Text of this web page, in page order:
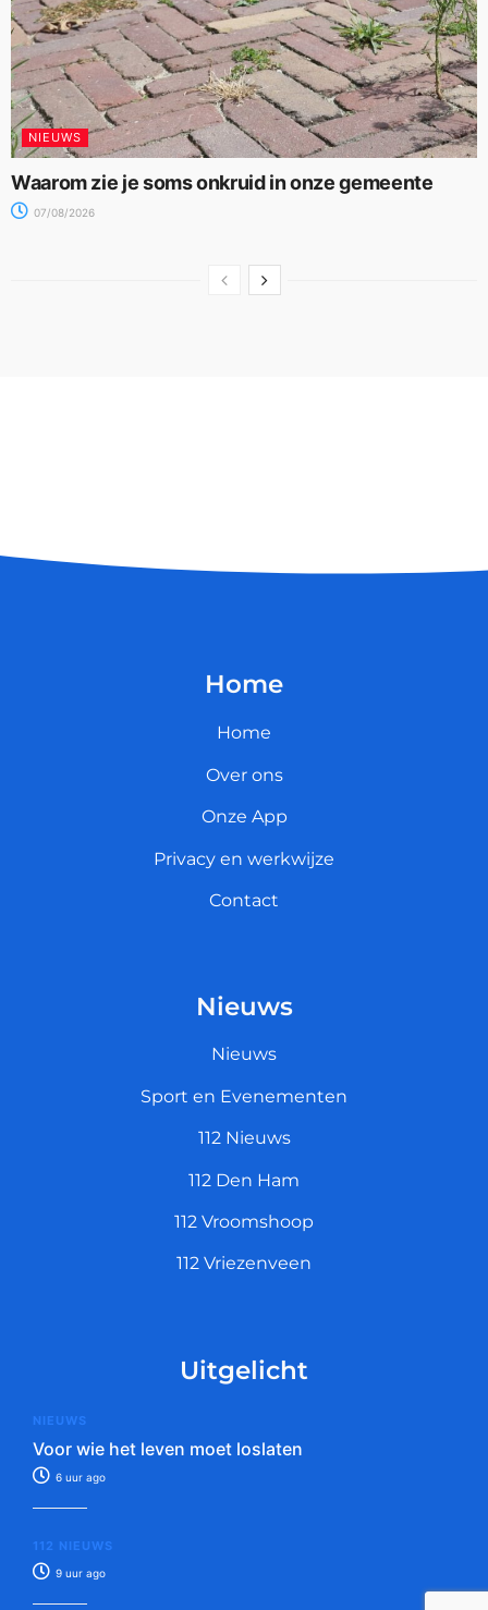
NIEUWS
Waarom zie je soms onkruid in onze gemeente
07/08/2026
Home
Home
Over ons
Onze App
Privacy en werkwijze
Contact
Nieuws
Nieuws
Sport en Evenementen
112 Nieuws
112 Den Ham
112 Vroomshoop
112 Vriezenveen
Uitgelicht
NIEUWS
Voor wie het leven moet loslaten
6 uur ago
112 NIEUWS
9 uur ago